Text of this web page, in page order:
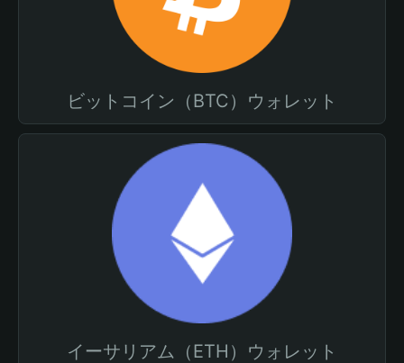
ビットコイン（BTC）ウォレット
イーサリアム（ETH）ウォレット